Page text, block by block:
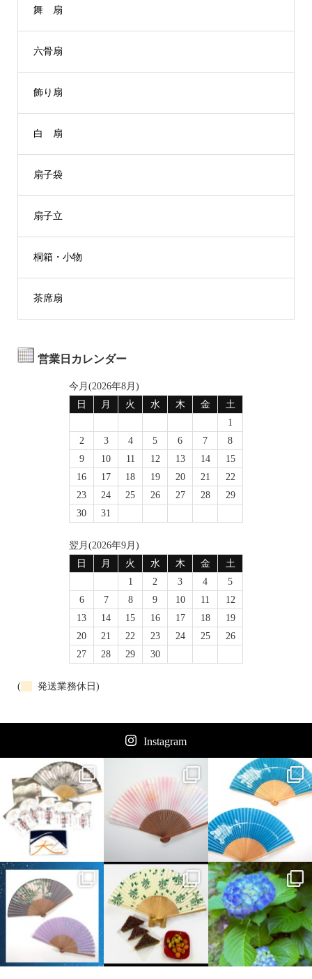
舞 扇
六骨扇
飾り扇
白 扇
扇子袋
扇子立
桐箱・小物
茶席扇
営業日カレンダー
今月(2026年8月)
日
月 火 水 木 金
土
1
2
3 4 5 6 7
8
9
10 11 12 13 14
15
16
17 18 19 20 21
22
23
24 25 26 27 28
29
30
31
翌月(2026年9月)
日
月 火 水 木 金
土
1
2 3 4
5
6
7 8 9 10 11
12
13
14 15 16 17 18
19
20
21 22 23 24 25
26
27
28 29 30
( 発送業務休日)
Instagram